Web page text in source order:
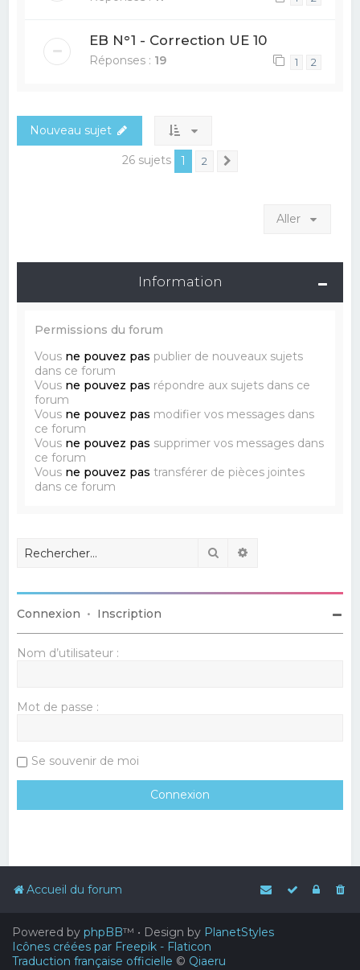
EB N°1 - Correction UE 10
Réponses : 19 1 2
Nouveau sujet
26 sujets 1 2
Aller
Information
Permissions du forum
Vous ne pouvez pas publier de nouveaux sujets
dans ce forum
Vous ne pouvez pas répondre aux sujets dans ce
forum
Vous ne pouvez pas modifier vos messages dans
ce forum
Vous ne pouvez pas supprimer vos messages dans
ce forum
Vous ne pouvez pas transférer de pièces jointes
dans ce forum
Rechercher
Connexion • Inscription
Nom d’utilisateur :
Mot de passe :
Se souvenir de moi
Accueil du forum
Powered by phpBB™ • Design by PlanetStyles
Icônes créées par Freepik - Flaticon
Traduction française officielle © Qiaeru